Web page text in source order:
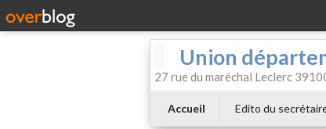
Union
27 rue du maréchal Leclerc
Accueil Edito du